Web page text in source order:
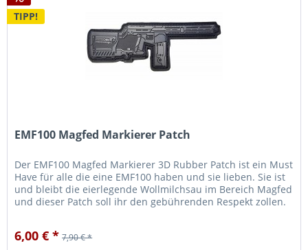
TIPP!
EMF100 Magfed Markierer Patch
Der EMF100 Magfed Markierer 3D Rubber Patch ist ein Must
Have für alle die eine EMF100 haben und sie lieben. Sie ist
und bleibt die eierlegende Wollmilchsau im Bereich Magfed
und dieser Patch soll ihr den gebührenden Respekt zollen.
6,00 € * 7,90 € *